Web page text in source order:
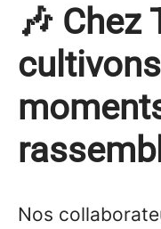
🎶 Chez
Nos